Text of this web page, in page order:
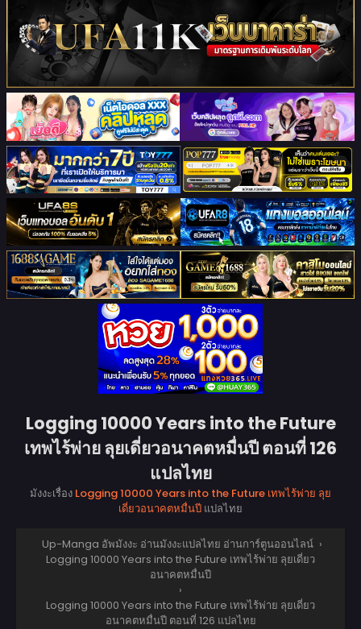
Logging 10000 Years into the Future
เทพไร้พ่าย ลุยเดี่ยวอนาคตหมื่นปี ตอนที่ 126
แปลไทย
มังงะเรื่อง Logging 10000 Years into the Future เทพไร้พ่าย ลุย
เดี่ยวอนาคตหมื่นปี แปลไทย
Up-Manga อัพมังงะ อ่านมังงะแปลไทย อ่านการ์ตูนออนไลน์ ›
Logging 10000 Years into the Future เทพไร้พ่าย ลุยเดี่ยว
อนาคตหมื่นปี
›
Logging 10000 Years into the Future เทพไร้พ่าย ลุยเดี่ยว
อนาคตหมื่นปี ตอนที่ 126 แปลไทย